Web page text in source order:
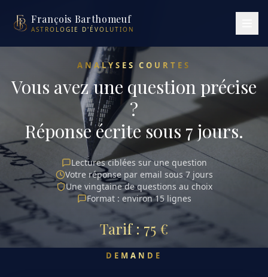
François Barthomeuf
ASTROLOGIE D'ÉVOLUTION
ANALYSES COURTES
Vous avez une question précise
?
Réponse écrite sous 7 jours.
Lectures ciblées sur une question
Votre réponse par email sous 7 jours
Une vingtaine de questions au choix
Format : environ 15 lignes
Tarif : 75 €
DEMANDE